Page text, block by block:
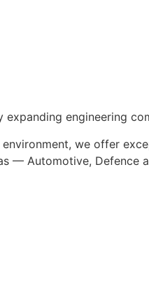
engineering
we offer
— Automotive, Defence